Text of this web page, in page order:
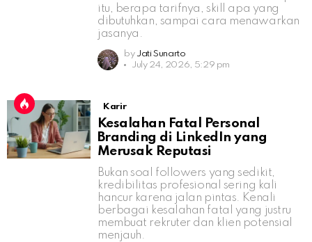
itu, berapa tarifnya, skill apa yang
dibutuhkan, sampai cara menawarkan
jasanya.
by Jati Sunarto
July 24, 2026, 5:29 pm
Karir
Kesalahan Fatal Personal
Branding di LinkedIn yang
Merusak Reputasi
Bukan soal followers yang sedikit,
kredibilitas profesional sering kali
hancur karena jalan pintas. Kenali
berbagai kesalahan fatal yang justru
membuat rekruter dan klien potensial
menjauh.